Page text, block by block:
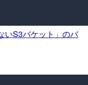
いS3バケット」のバ